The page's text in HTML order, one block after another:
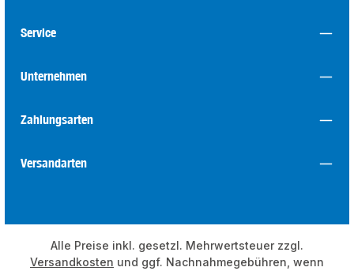
Service
Unternehmen
Zahlungsarten
Versandarten
Alle Preise inkl. gesetzl. Mehrwertsteuer zzgl.
Versandkosten und ggf. Nachnahmegebühren, wenn